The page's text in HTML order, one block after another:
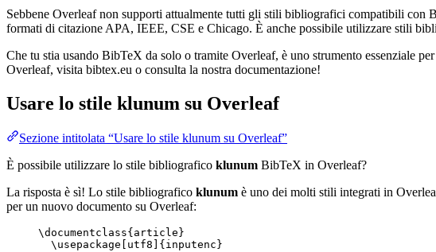
Sebbene Overleaf non supporti attualmente tutti gli stili bibliografici compatibili
formati di citazione APA, IEEE, CSE e Chicago. È anche possibile utilizzare stili
Che tu stia usando BibTeX da solo o tramite Overleaf, è uno strumento essenziale
Overleaf, visita bibtex.eu o consulta la nostra documentazione!
Usare lo stile klunum su Overleaf
Sezione intitolata “Usare lo stile klunum su Overleaf”
È possibile utilizzare lo stile bibliografico klunum BibTeX in Overleaf?
La risposta è sì! Lo stile bibliografico klunum è uno dei molti stili integrati in
per un nuovo documento su Overleaf:
\documentclass{ article }
\usepackage
utf8 ]{ inputenc }